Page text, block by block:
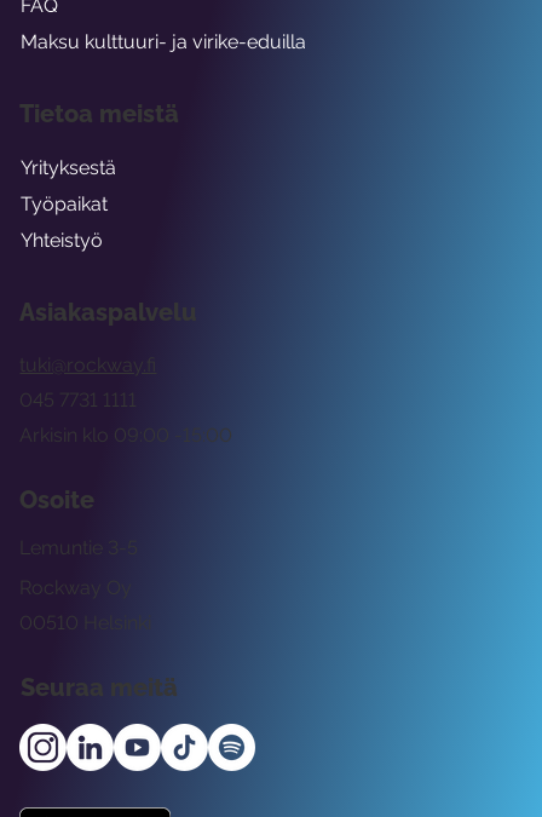
Asiakaspalvelu
tuki@rockway.fi
Arkisin klo 09:00 -15:00
045 7731 1111
Osoite
Rockway Oy
Lemuntie 3-5
00510 Helsinki
Seuraa meitä
FAQ
Maksu kulttuuri- ja virike-eduilla
Tietoa meistä
Yrityksestä
Työpaikat
Yhteistyö